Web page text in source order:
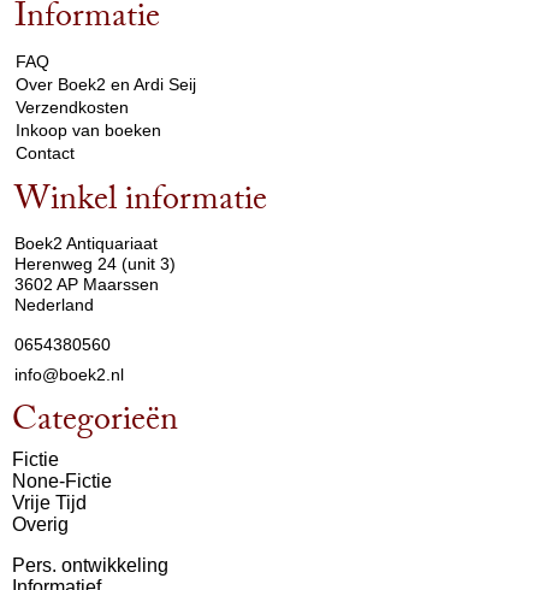
Informatie
FAQ
Over Boek2 en Ardi Seij
Verzendkosten
Inkoop van boeken
Contact
Winkel informatie
Boek2 Antiquariaat
Herenweg 24 (unit 3)
3602 AP Maarssen
Nederland
0654380560
info@boek2.nl
Categorieën
Fictie
None-Fictie
Vrije Tijd
Overig
Pers. ontwikkeling